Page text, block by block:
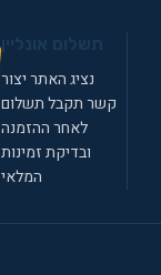
נציג האתר יצור
קשר תקבל תשלום
לאחר ההזמנה
ובדיקת זמינות
המלאי